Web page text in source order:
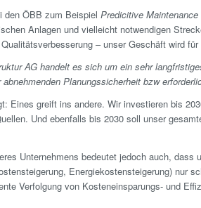
den ÖBB zum Beispiel Predicitive Maintenance
Anlagen und vielleicht notwendigen
– unser Geschäft wird
AG handelt es sich um ein sehr
Planungssicherheit bzw
Eines greift ins andere. Wir investieren bis
Und ebenfalls bis 2030 soll unser
Unternehmens bedeutet jedoch auch, dass
Energie­kostensteigerung) nur
Verfolgung von Kosteneinsparungs- und